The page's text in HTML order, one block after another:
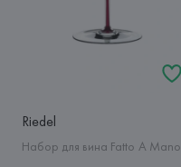
Riedel
Набор для вина Fatto A Mano